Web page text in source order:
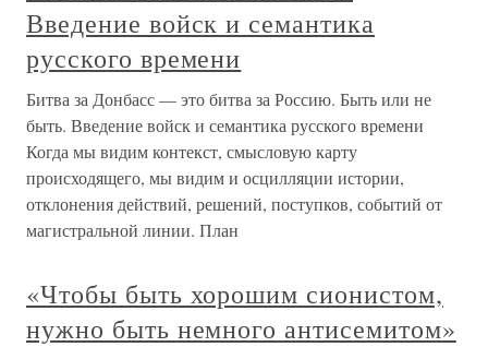
Введение войск и семантика
русского времени
Битва за Донбасс — это битва за Россию. Быть или не
быть. Введение войск и семантика русского времени
Когда мы видим контекст, смысловую карту
происходящего, мы видим и осцилляции истории,
отклонения действий, решений, поступков, событий от
магистральной линии. План
«Чтобы быть хорошим сионистом,
нужно быть немного антисемитом»